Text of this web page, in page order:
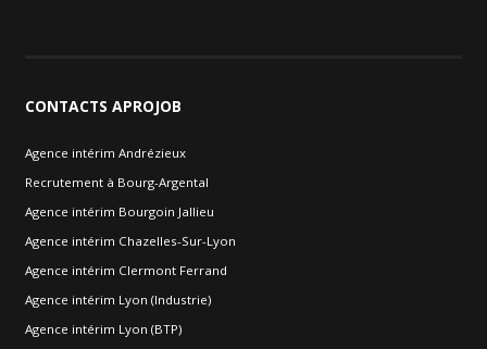
CONTACTS APROJOB
Agence intérim Andrézieux
Recrutement à Bourg-Argental
Agence intérim Bourgoin Jallieu
Agence intérim Chazelles-Sur-Lyon
Agence intérim Clermont Ferrand
Agence intérim Lyon (Industrie)
Agence intérim Lyon (BTP)